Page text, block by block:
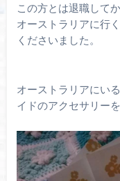
この方とは退職して
オーストラリアに行
くださいました。
オーストラリアにい
イドのアクセサリー